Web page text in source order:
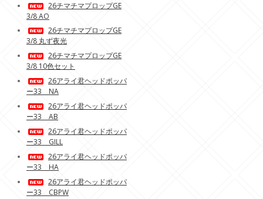
26チマチマプロップGE
3/8 AO
26チマチマプロップGE
3/8 丸ず夜光
26チマチマプロップGE
3/8 10色セット
26アライ君ヘッドポッパ
ー33 NA
26アライ君ヘッドポッパ
ー33 AB
26アライ君ヘッドポッパ
ー33 GILL
26アライ君ヘッドポッパ
ー33 HA
26アライ君ヘッドポッパ
ー33 CBPW